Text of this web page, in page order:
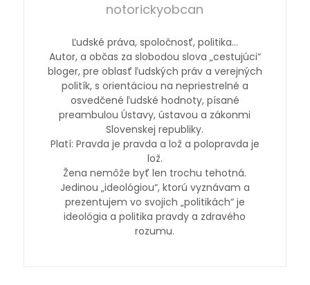
notorickyobcan
Ľudské práva, spoločnosť, politika…
Autor, a občas za slobodou slova „cestujúci“
bloger, pre oblasť ľudských práv a verejných
politík, s orientáciou na nepriestrelné a
osvedčené ľudské hodnoty, písané
preambulou Ústavy, ústavou a zákonmi
Slovenskej republiky.
Platí: Pravda je pravda a lož a polopravda je
lož.
Žena nemôže byť len trochu tehotná.
Jedinou „ideológiou“, ktorú vyznávam a
prezentujem vo svojich „politikách“ je
ideológia a politika pravdy a zdravého
rozumu.